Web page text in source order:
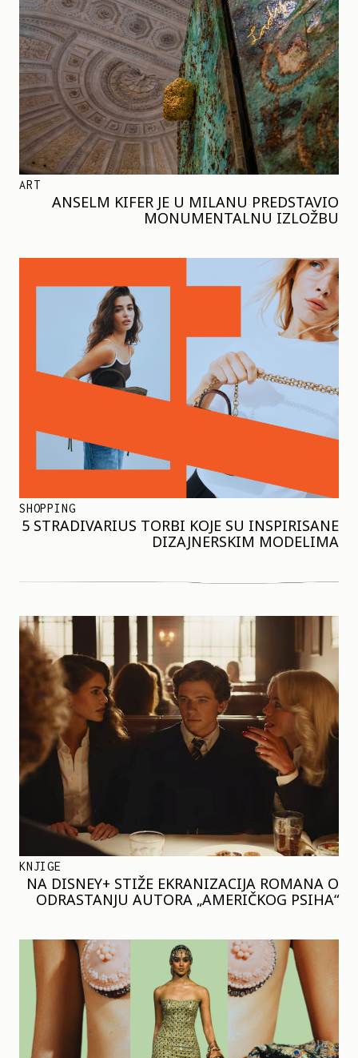
ART
ANSELM KIFER JE U MILANU PREDSTAVIO
MONUMENTALNU IZLOŽBU
SHOPPING
5 STRADIVARIUS TORBI KOJE SU INSPIRISANE
DIZAJNERSKIM MODELIMA
KNJIGE
NA DISNEY+ STIŽE EKRANIZACIJA ROMANA O
ODRASTANJU AUTORA „AMERIČKOG PSIHA“